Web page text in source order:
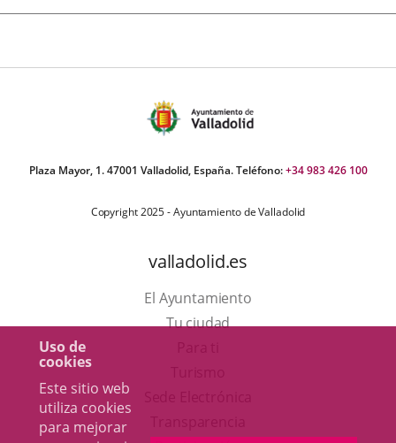
Uso de
cookies
Este sitio web
utiliza cookies
para mejorar
Plaza Mayor, 1. 47001 Valladolid, España. Teléfono:+34 983 426 100
Copyright 2025 - Ayuntamiento de Valladolid
valladolid.es
El Ayuntamiento
Tu ciudad